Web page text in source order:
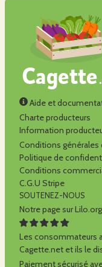
Aide et
Charte producteurs
Information
Conditions générales
Politique de
Conditions
C.G.U Stripe
SOUTENEZ-NOUS
Notre page sur Lilo.org
Les consommateurs
Cagette.net et ils le
Paiement sécurisé